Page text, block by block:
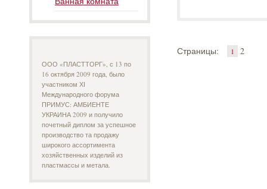
ООО «ПЛАСТТОРГ», с 13 по
16 октября 2009 года, было
участником ХІ
Международного форума
ПРИМУС: АМБИЕНТЕ
УКРАИНА 2009 и получило
почетный диплом за успешное
производство та продажу
широкого ассортимента
хозяйственных изделий из
пластмассы и метала.
Страницы: 1 2